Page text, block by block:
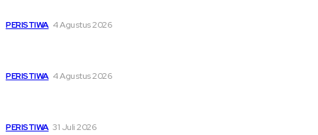
PERISTIWA 4 Agustus 2026
PERISTIWA 4 Agustus 2026
PERISTIWA 31 Juli 2026